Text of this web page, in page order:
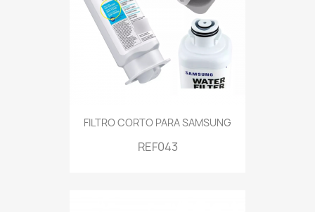
FILTRO CORTO PARA SAMSUNG
REF043